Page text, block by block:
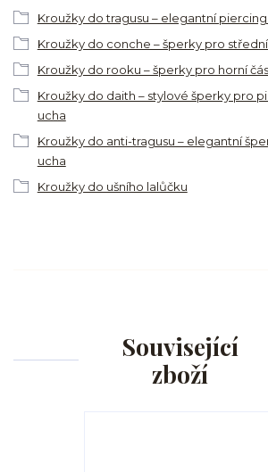
Kroužky do tragusu – elegantní
Kroužky do conche – šperky pro
Kroužky do rooku – šperky pro horní
Kroužky do daith – stylové šperky pro
ucha
Kroužky do anti-tragusu – elegantní
ucha
Kroužky do ušního lalůčku
Související
zboží